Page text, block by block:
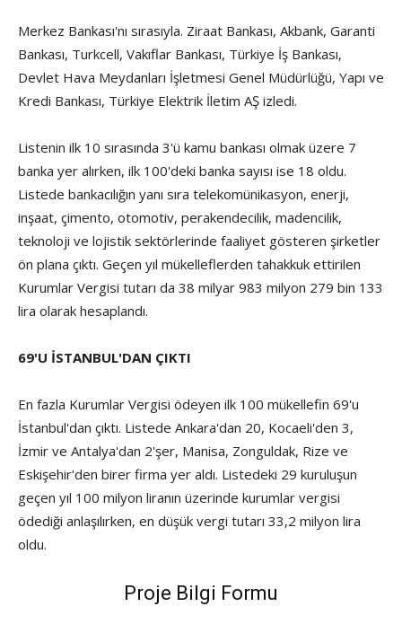
Merkez Bankası'nı sırasıyla. Ziraat Bankası, Akbank, Garanti
Bankası, Turkcell, Vakıflar Bankası, Türkiye İş Bankası,
Devlet Hava Meydanları İşletmesi Genel Müdürlüğü, Yapı ve
Kredi Bankası, Türkiye Elektrik İletim AŞ izledi.
Listenin ilk 10 sırasında 3'ü kamu bankası olmak üzere 7
banka yer alırken, ilk 100'deki banka sayısı ise 18 oldu.
Listede bankacılığın yanı sıra telekomünikasyon, enerji,
inşaat, çimento, otomotiv, perakendecilik, madencilik,
teknoloji ve lojistik sektörlerinde faaliyet gösteren şirketler
ön plana çıktı. Geçen yıl mükelleflerden tahakkuk ettirilen
Kurumlar Vergisi tutarı da 38 milyar 983 milyon 279 bin 133
lira olarak hesaplandı.
69'U İSTANBUL'DAN ÇIKTI
En fazla Kurumlar Vergisi ödeyen ilk 100 mükellefin 69'u
İstanbul'dan çıktı. Listede Ankara'dan 20, Kocaeli'den 3,
İzmir ve Antalya'dan 2'şer, Manisa, Zonguldak, Rize ve
Eskişehir'den birer firma yer aldı. Listedeki 29 kuruluşun
geçen yıl 100 milyon liranın üzerinde kurumlar vergisi
ödediği anlaşılırken, en düşük vergi tutarı 33,2 milyon lira
oldu.
Proje Bilgi Formu